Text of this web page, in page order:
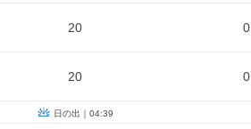
20 0
20 0
日の出｜04:39